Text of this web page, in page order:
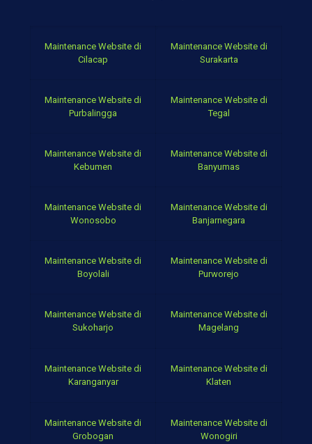
Maintenance Website di
Cilacap
Maintenance Website di
Surakarta
Maintenance Website di
Purbalingga
Maintenance Website di
Tegal
Maintenance Website di
Kebumen
Maintenance Website di
Banyumas
Maintenance Website di
Wonosobo
Maintenance Website di
Banjarnegara
Maintenance Website di
Boyolali
Maintenance Website di
Purworejo
Maintenance Website di
Sukoharjo
Maintenance Website di
Magelang
Maintenance Website di
Karanganyar
Maintenance Website di
Klaten
Maintenance Website di
Grobogan
Maintenance Website di
Wonogiri